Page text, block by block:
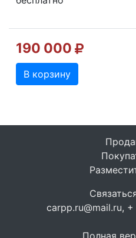
190 000
В корзину
carpp.ru@mail.ru,